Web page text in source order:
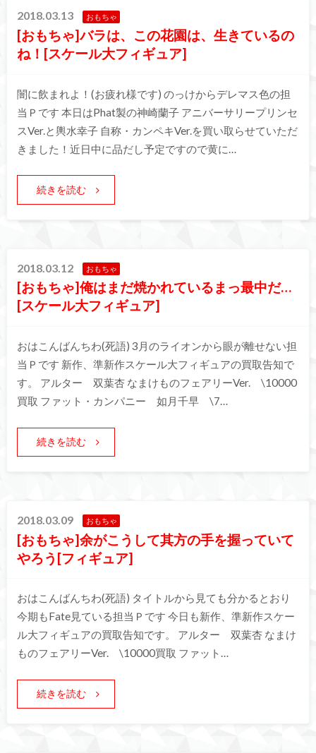
2018.03.13 おもちゃ
[おもちゃ]バラは、この花園は、生きているの
ね！[スケール大フィギュア]
闇に飲まれよ！(お疲れ様です) のっけからデレマス色の担
当Ｐです 本日はPhat製の神崎蘭子 アニバーサリープリンセ
スVer.と輿水幸子 自称・カンペキVer.を買い取らせていただ
きました！近日中に品だし予定ですので黄に…
続きを読む
2018.03.12 おもちゃ
[おもちゃ]俺はまだ焼かれているまっ最中だ…
[スケール大フィギュア]
おはこんばんちわ(死語) 3月のライオンから眼が離せない担
当Ｐです 新作、準新作スケール大フィギュアの買取告知で
す。 アルター 双葉杏 なまけものフェアリーVer. \10000
買取 ファット・カンパニー 如月千早 \7…
続きを読む
2018.03.09 おもちゃ
[おもちゃ]余がこうして其方の手を握っていて
やろう[フィギュア]
おはこんばんちわ(死語) タイトルから見ても分かるとおり
今期もFate見ている担当Ｐです 今日も新作、準新作スケー
ル大フィギュアの買取告知です。 アルター 双葉杏 なまけ
ものフェアリーVer. \10000買取 ファット…
続きを読む